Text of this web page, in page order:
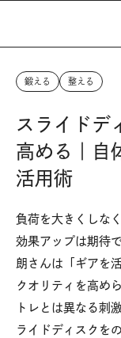
鍛える 整える
スライドデ
高める｜自
活用術
負荷を大きくしな
効果アップは期待
朗さんは「ギアを
クオリティを高め
トレとは異なる刺
ライドディスクを